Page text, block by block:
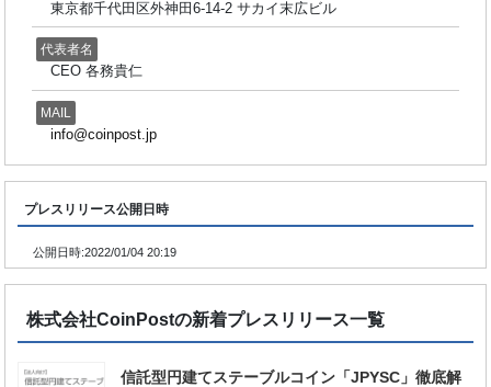
東京都千代田区外神田6-14-2 サカイ末広ビル
代表者名
CEO 各務貴仁
MAIL
info@coinpost.jp
プレスリリース公開日時
公開日時:2022/01/04 20:19
株式会社CoinPostの新着プレスリリース一覧
信託型円建てステーブルコイン「JPYSC」徹底解